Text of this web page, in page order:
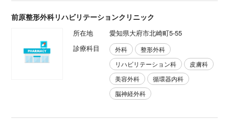
前原整形外科リハビリテーションクリニック
所在地
愛知県大府市北崎町5-55
診療科目
外科
整形外科
リハビリテーション科
皮膚科
美容外科
循環器内科
脳神経外科